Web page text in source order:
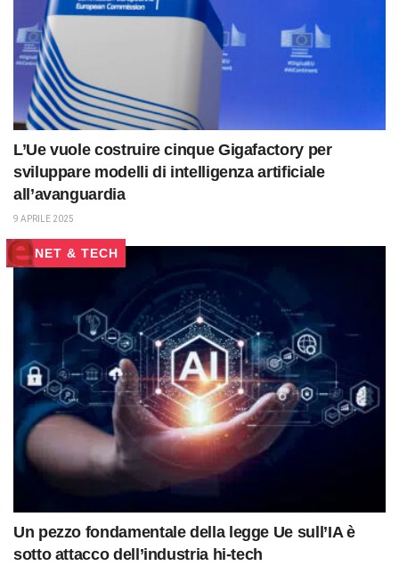
L’Ue vuole costruire cinque Gigafactory per
sviluppare modelli di intelligenza artificiale
all’avanguardia
9 APRILE 2025
NET & TECH
Un pezzo fondamentale della legge Ue sull’IA è
sotto attacco dell’industria hi-tech